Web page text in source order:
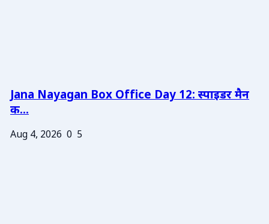
Jana Nayagan Box Office Day 12: स्पाइडर मैन
क...
Aug 4, 2026 0 5